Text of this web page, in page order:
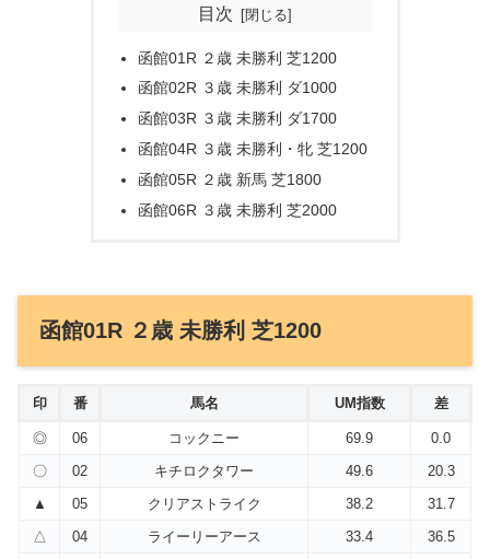
目次
函館01R ２歳 未勝利 芝1200
函館02R ３歳 未勝利 ダ1000
函館03R ３歳 未勝利 ダ1700
函館04R ３歳 未勝利・牝 芝1200
函館05R ２歳 新馬 芝1800
函館06R ３歳 未勝利 芝2000
函館01R ２歳 未勝利 芝1200
印 番 馬名 UM指数 差
◎ 06 コックニー 69.9
0.0
〇
02 キチロクタワー 49.6
20.3
▲
05 クリアストライク 38.2
31.7
△
04 ライーリーアース 33.4
36.5